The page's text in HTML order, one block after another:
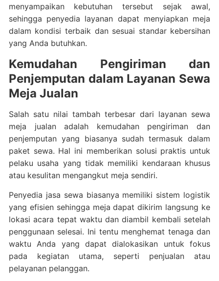
menyampaikan kebutuhan tersebut sejak awal,
sehingga penyedia layanan dapat menyiapkan meja
dalam kondisi terbaik dan sesuai standar kebersihan
yang Anda butuhkan.
Kemudahan Pengiriman dan
Penjemputan dalam Layanan Sewa
Meja Jualan
Salah satu nilai tambah terbesar dari layanan sewa
meja jualan adalah kemudahan pengiriman dan
penjemputan yang biasanya sudah termasuk dalam
paket sewa. Hal ini memberikan solusi praktis untuk
pelaku usaha yang tidak memiliki kendaraan khusus
atau kesulitan mengangkut meja sendiri.
Penyedia jasa sewa biasanya memiliki sistem logistik
yang efisien sehingga meja dapat dikirim langsung ke
lokasi acara tepat waktu dan diambil kembali setelah
penggunaan selesai. Ini tentu menghemat tenaga dan
waktu Anda yang dapat dialokasikan untuk fokus
pada kegiatan utama, seperti penjualan atau
pelayanan pelanggan.